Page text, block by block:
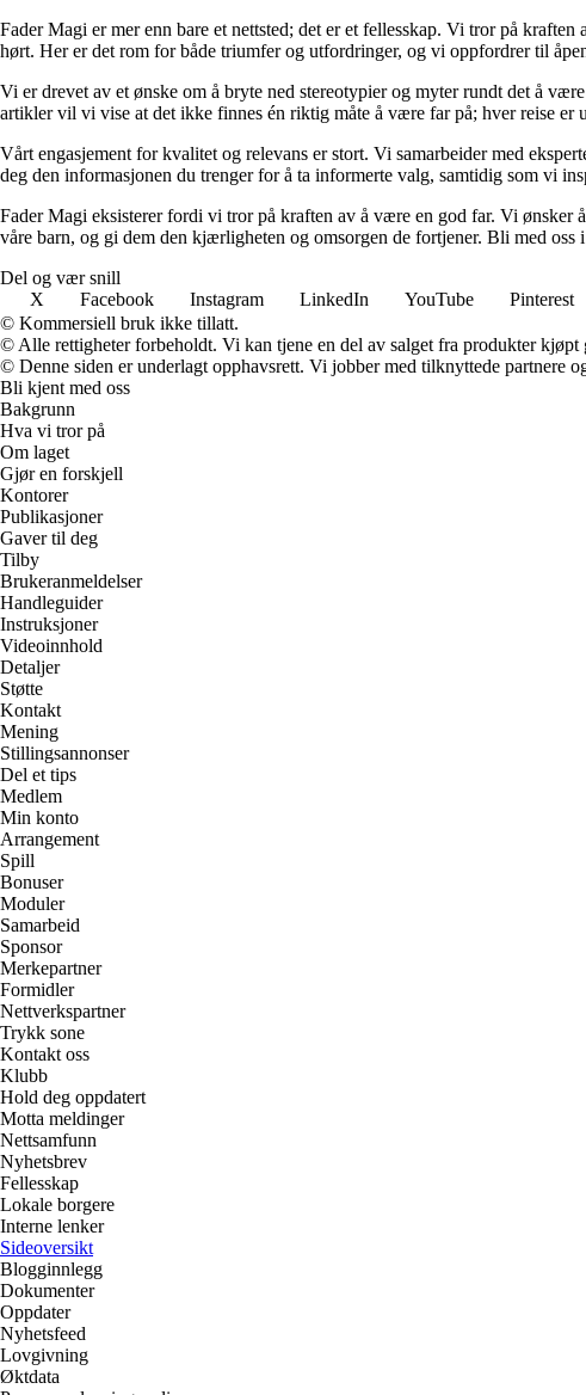
Fader Magi er mer enn bare et nettsted; det er et fellesskap. Vi tror på
hørt. Her er det rom for både triumfer og utfordringer, og vi oppfordrer til
Vi er drevet av et ønske om å bryte ned stereotypier og myter rundt det å
artikler vil vi vise at det ikke finnes én riktig måte å være far på; hver reise er
Vårt engasjement for kvalitet og relevans er stort. Vi samarbeider med
deg den informasjonen du trenger for å ta informerte valg, samtidig som vi
Fader Magi eksisterer fordi vi tror på kraften av å være en god far. Vi ønsker
våre barn, og gi dem den kjærligheten og omsorgen de fortjener. Bli med
Del og vær snill
X
Facebook Instagram LinkedIn YouTube Pinterest
© Kommersiell bruk ikke tillatt.
© Alle rettigheter forbeholdt. Vi kan tjene en del av salget fra produkter
© Denne siden er underlagt opphavsrett. Vi jobber med tilknyttede partnere
Bli kjent med oss
Bakgrunn
Hva vi tror på
Om laget
Gjør en forskjell
Kontorer
Publikasjoner
Gaver til deg
Tilby
Brukeranmeldelser
Handleguider
Instruksjoner
Videoinnhold
Detaljer
Støtte
Kontakt
Mening
Stillingsannonser
Del et tips
Medlem
Min konto
Arrangement
Spill
Bonuser
Moduler
Samarbeid
Sponsor
Merkepartner
Formidler
Nettverkspartner
Trykk sone
Kontakt oss
Klubb
Hold deg oppdatert
Motta meldinger
Nettsamfunn
Nyhetsbrev
Fellesskap
Lokale borgere
Interne lenker
Sideoversikt
Blogginnlegg
Dokumenter
Oppdater
Nyhetsfeed
Lovgivning
Øktdata